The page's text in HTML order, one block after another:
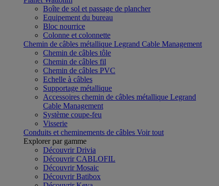
Boîte de sol et passage de plancher
Equipement du bureau
Bloc nourrice
Colonne et colonnette
Chemin de câbles métallique Legrand Cable Management
Chemin de câbles tôle
Chemin de câbles fil
Chemin de câbles PVC
Echelle à câbles
Supportage métallique
Accessoires chemin de câbles métallique Legrand
Cable Management
Système coupe-feu
Visserie
Conduits et cheminements de câbles Voir tout
Explorer par gamme
Découvrir Drivia
Découvrir CABLOFIL
Découvrir Mosaic
Découvrir Batibox